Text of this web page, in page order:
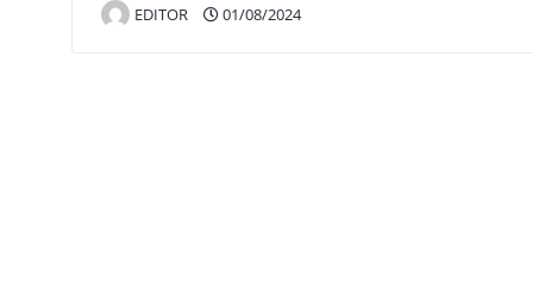
EDITOR 01/08/2024